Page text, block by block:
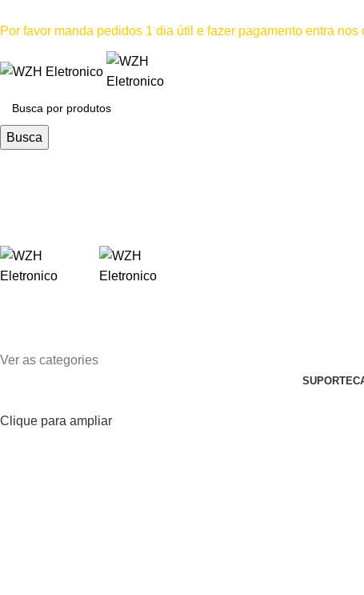
Por favor manda pedidos 1 dia útil e fazer pagamento entra
Busca
Ver as categories
SUPORTE
Clique para ampliar